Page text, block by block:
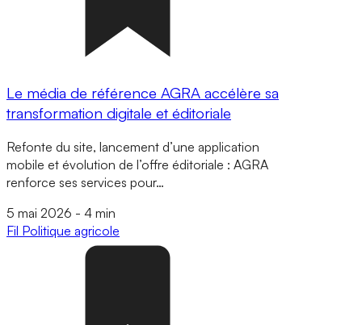
Le média de référence AGRA accélère sa
transformation digitale et éditoriale
Refonte du site, lancement d’une application
mobile et évolution de l’offre éditoriale : AGRA
renforce ses services pour…
5 mai 2026 - 4 min
Fil Politique agricole